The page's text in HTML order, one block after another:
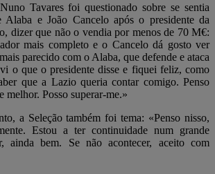
Tavares foi questionado sobre se sentia
Alaba e João Cancelo após o presidente da
dizer que não o vendia por menos de 70 M€:
mais completo e o Cancelo dá gosto ver
parecido com o Alaba, que defende e ataca
o que o presidente disse e fiquei feliz, como
que a Lazio queria contar comigo. Penso
melhor. Posso superar-me.»
a Seleção também foi tema: «Penso nisso,
Estou a ter continuidade num grande
ainda bem. Se não acontecer, aceito com